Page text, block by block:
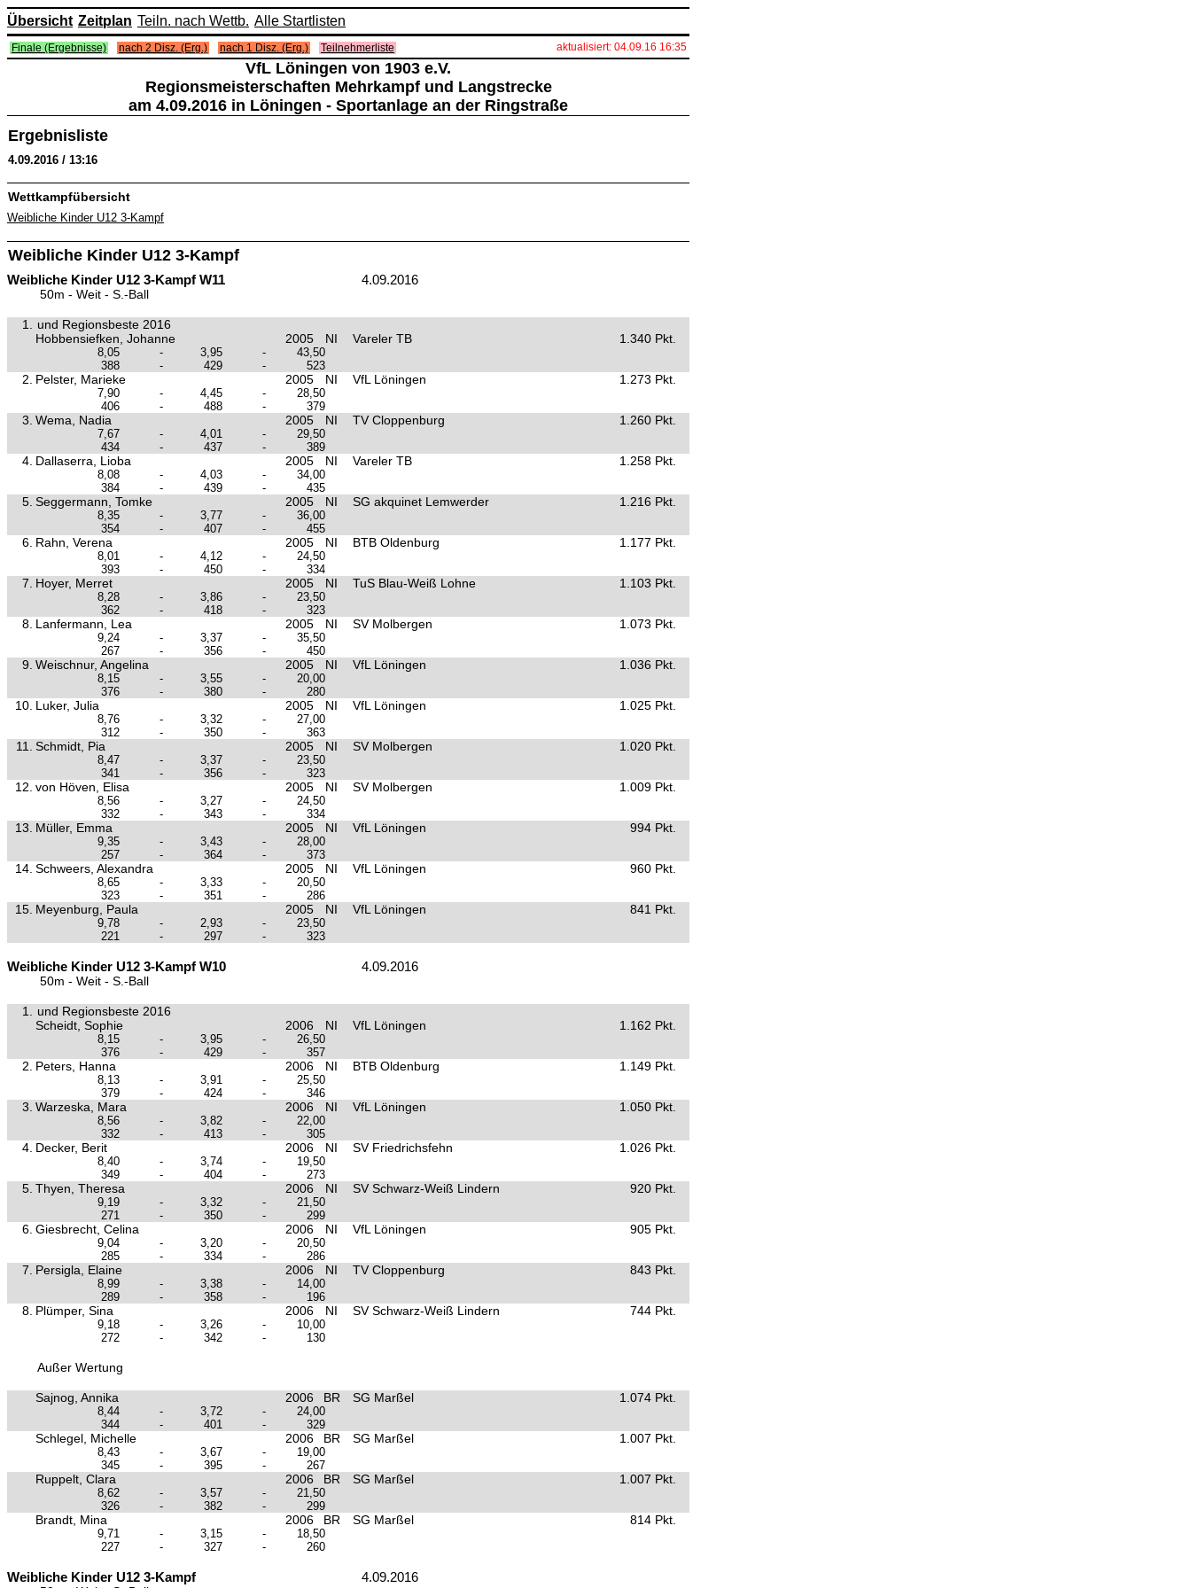
Übersicht Zeitplan Teiln. nach Wettb. Alle Startlisten
Finale (Ergebnisse) nach 2 Disz. (Erg.) nach 1 Disz. (Erg.) Teilnehmerliste aktualisiert: 04.09.16 16:35
VfL Löningen von 1903 e.V.
Regionsmeisterschaften Mehrkampf und Langstrecke
am 4.09.2016 in Löningen - Sportanlage an der Ringstraße
Ergebnisliste
4.09.2016 / 13:16
Wettkampfübersicht
Weibliche Kinder U12 3-Kampf
Weibliche Kinder U12 3-Kampf
Weibliche Kinder U12 3-Kampf W11 4.09.2016
50m - Weit - S.-Ball
1.
und Regionsbeste 2016
Hobbensiefken, Johanne
2005 NI Vareler TB 1.340 Pkt.
8,05 - 3,95 -
43,50
388
- 429 - 523
2. Pelster, Marieke 2005 NI VfL Löningen 1.273 Pkt.
7,90 - 4,45 -
28,50
406
- 488 - 379
3. Wema, Nadia 2005 NI TV Cloppenburg 1.260 Pkt.
7,67 - 4,01 -
29,50
434
- 437 - 389
4. Dallaserra, Lioba 2005 NI Vareler TB 1.258 Pkt.
8,08 - 4,03 -
34,00
384
- 439 - 435
5. Seggermann, Tomke 2005 NI SG akquinet Lemwerder 1.216 Pkt.
8,35 - 3,77 -
36,00
354
- 407 - 455
6. Rahn, Verena 2005 NI BTB Oldenburg 1.177 Pkt.
8,01 - 4,12 -
24,50
393
- 450 - 334
7. Hoyer, Merret 2005 NI TuS Blau-Weiß Lohne 1.103 Pkt.
8,28 - 3,86 -
23,50
362
- 418 - 323
8. Lanfermann, Lea 2005 NI SV Molbergen 1.073 Pkt.
9,24 - 3,37 -
35,50
267
- 356 - 450
9. Weischnur, Angelina 2005 NI VfL Löningen 1.036 Pkt.
8,15 - 3,55 -
20,00
376
- 380 - 280
10. Luker, Julia 2005 NI VfL Löningen 1.025 Pkt.
8,76 - 3,32 -
27,00
312
- 350 - 363
11. Schmidt, Pia 2005 NI SV Molbergen 1.020 Pkt.
8,47 - 3,37 -
23,50
341
- 356 - 323
12. von Höven, Elisa 2005 NI SV Molbergen 1.009 Pkt.
8,56 - 3,27 -
24,50
332
- 343 - 334
13. Müller, Emma 2005 NI VfL Löningen 994 Pkt.
9,35 - 3,43 -
28,00
257
- 364 - 373
14. Schweers, Alexandra 2005 NI VfL Löningen 960 Pkt.
8,65 - 3,33 -
20,50
323
- 351 - 286
15. Meyenburg, Paula 2005 NI VfL Löningen 841 Pkt.
9,78 - 2,93 -
23,50
221
- 297 - 323
Weibliche Kinder U12 3-Kampf W10 4.09.2016
50m - Weit - S.-Ball
1.
und Regionsbeste 2016
Scheidt, Sophie
2006 NI VfL Löningen 1.162 Pkt.
8,15 - 3,95 -
26,50
376
- 429 - 357
2. Peters, Hanna 2006 NI BTB Oldenburg 1.149 Pkt.
8,13 - 3,91 -
25,50
379
- 424 - 346
3. Warzeska, Mara 2006 NI VfL Löningen 1.050 Pkt.
8,56 - 3,82 -
22,00
332
- 413 - 305
4. Decker, Berit 2006 NI SV Friedrichsfehn 1.026 Pkt.
8,40 - 3,74 -
19,50
349
- 404 - 273
5. Thyen, Theresa 2006 NI SV Schwarz-Weiß Lindern 920 Pkt.
9,19 - 3,32 -
21,50
271
- 350 - 299
6. Giesbrecht, Celina 2006 NI VfL Löningen 905 Pkt.
9,04 - 3,20 -
20,50
285
- 334 - 286
7. Persigla, Elaine 2006 NI TV Cloppenburg 843 Pkt.
8,99 - 3,38 -
14,00
289
- 358 - 196
8. Plümper, Sina 2006 NI SV Schwarz-Weiß Lindern 744 Pkt.
9,18 - 3,26 -
10,00
272
- 342 - 130
Außer Wertung
Sajnog, Annika 2006 BR SG Marßel 1.074 Pkt.
8,44 - 3,72 -
24,00
344
- 401 - 329
Schlegel, Michelle 2006 BR SG Marßel 1.007 Pkt.
8,43 - 3,67 -
19,00
345
- 395 - 267
Ruppelt, Clara 2006 BR SG Marßel 1.007 Pkt.
8,62 - 3,57 -
21,50
326
- 382 - 299
Brandt, Mina 2006 BR SG Marßel 814 Pkt.
9,71 - 3,15 -
18,50
227
- 327 - 260
Weibliche Kinder U12 3-Kampf 4.09.2016